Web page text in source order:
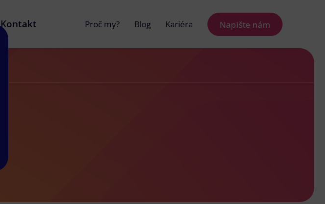
Kontakt Proč my? Blog Kariéra Napište nám